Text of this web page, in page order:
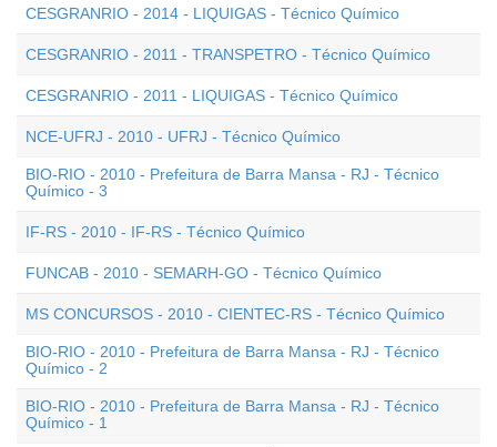
CESGRANRIO - 2014 - LIQUIGAS - Técnico Químico
CESGRANRIO - 2011 - TRANSPETRO - Técnico Químico
CESGRANRIO - 2011 - LIQUIGAS - Técnico Químico
NCE-UFRJ - 2010 - UFRJ - Técnico Químico
BIO-RIO - 2010 - Prefeitura de Barra Mansa - RJ - Técnico
Químico - 3
IF-RS - 2010 - IF-RS - Técnico Químico
FUNCAB - 2010 - SEMARH-GO - Técnico Químico
MS CONCURSOS - 2010 - CIENTEC-RS - Técnico Químico
BIO-RIO - 2010 - Prefeitura de Barra Mansa - RJ - Técnico
Químico - 2
BIO-RIO - 2010 - Prefeitura de Barra Mansa - RJ - Técnico
Químico - 1